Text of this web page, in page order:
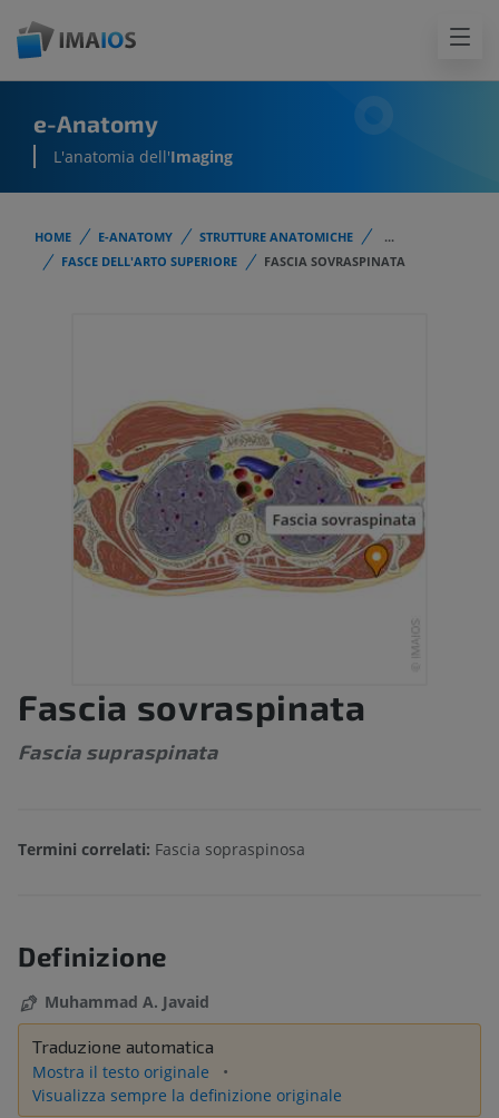
e-Anatomy
L'anatomia dell'Imaging
HOME E-ANATOMY STRUTTURE ANATOMICHE
...
FASCE DELL'ARTO SUPERIORE
FASCIA SOVRASPINATA
Fascia sovraspinata
Fascia supraspinata
Termini correlati: Fascia sopraspinosa
Definizione
Muhammad A. Javaid
Traduzione automatica
Mostra il testo originale
Visualizza sempre la definizione originale